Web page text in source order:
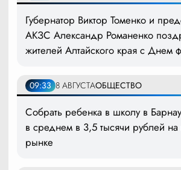
Губернатор Виктор Томенко и
АКЗС Александр Романенко
жителей Алтайского края с Днем
09:33 8 АВГУСТАОБЩЕСТВО
Собрать ребенка в школу в
в среднем в 3,5 тысячи рублей на
рынке